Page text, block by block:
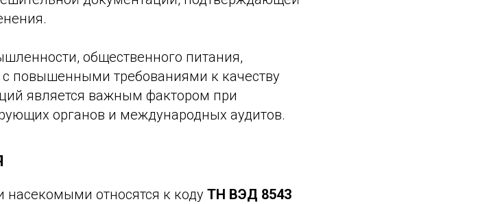
общественного питания,
повышенными требованиями к качеству
является важным фактором при
органов и международных аудитов.
относятся к коду ТН ВЭД 8543